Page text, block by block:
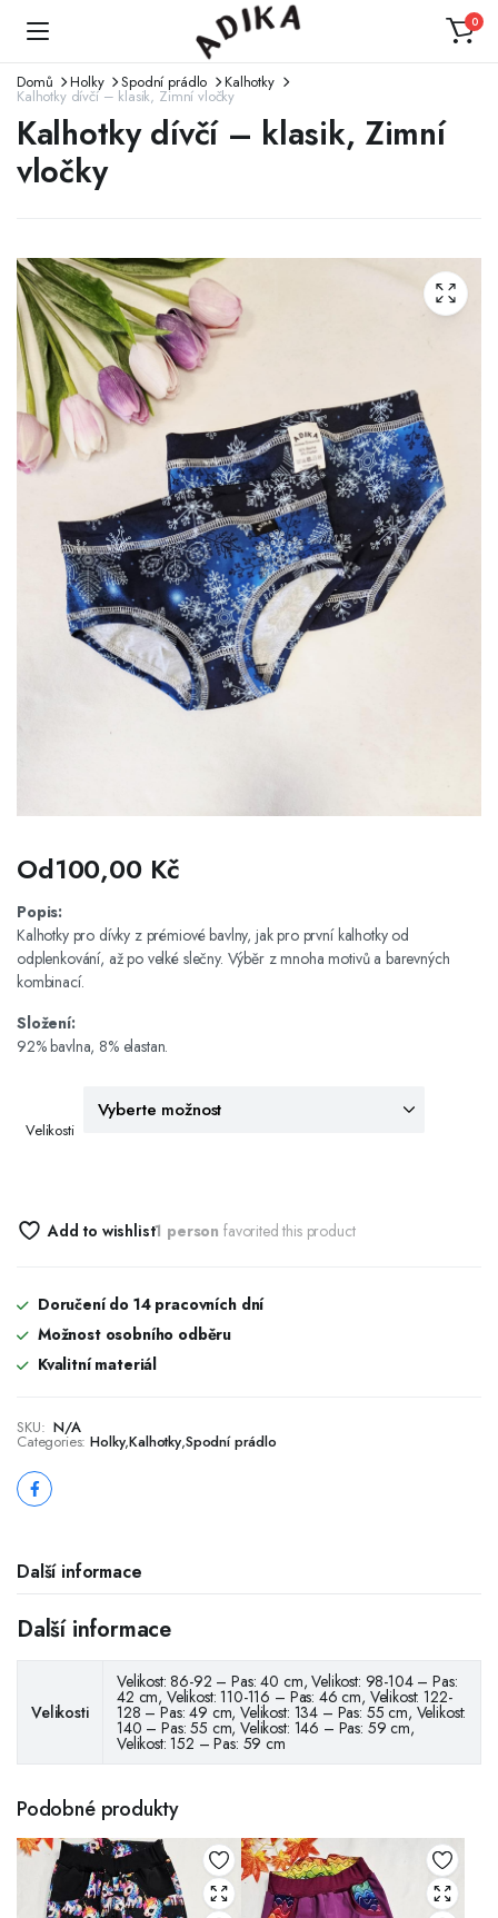
0
Domů Holky Spodní prádlo Kalhotky
Kalhotky dívčí – klasik, Zimní vločky
Kalhotky dívčí – klasik, Zimní
vločky
Od100,00 Kč
Popis:
Kalhotky pro dívky z prémiové bavlny, jak pro první kalhotky od
odplenkování, až po velké slečny. Výběr z mnoha motivů a barevných
kombinací.
Složení:
92% bavlna, 8% elastan.
Velikosti
Add to wishlist1 person favorited this product
Doručení do 14 pracovních dní
Možnost osobního odběru
Kvalitní materiál
SKU: N/A
Categories: Holky,Kalhotky,Spodní prádlo
Další informace
Další informace
Velikosti
Velikost: 86-92 – Pas: 40 cm, Velikost: 98-104 – Pas:
42 cm, Velikost: 110-116 – Pas: 46 cm, Velikost: 122-
128 – Pas: 49 cm, Velikost: 134 – Pas: 55 cm, Velikost:
140 – Pas: 55 cm, Velikost: 146 – Pas: 59 cm,
Velikost: 152 – Pas: 59 cm
Podobné produkty